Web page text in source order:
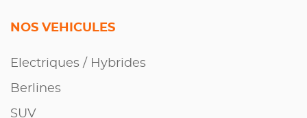
NOS VEHICULES
Electriques / Hybrides
Berlines
SUV